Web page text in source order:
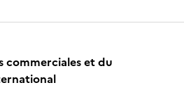
commerciales et du